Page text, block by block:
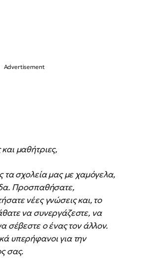
μαθήτριες,
τα σχολεία μας με χαμόγελα,
Προσπαθήσατε,
νέες γνώσεις και, το
να συνεργάζεστε, να
σέβεστε ο ένας τον άλλον.
υπερήφανοι για την
σας.